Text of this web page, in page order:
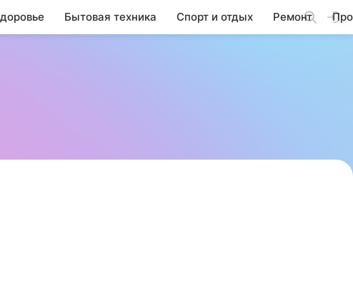
Бытовая техника Спорт и отдых Ремонт